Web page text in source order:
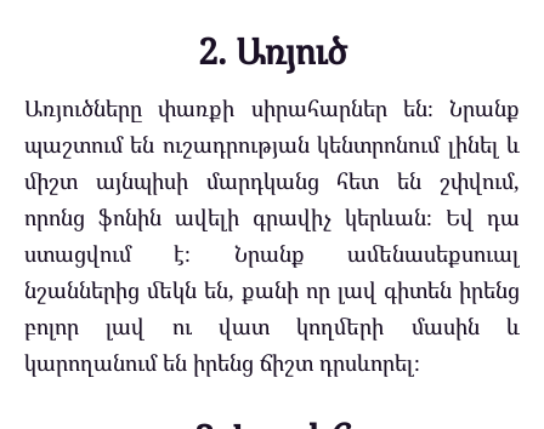
2. Առյուծ
Առյուծները փառքի սիրահարներ են։ Նրանք
պաշտում են ուշադրության կենտրոնում լինել և
միշտ այնպիսի մարդկանց հետ են շփվում,
որոնց ֆոնին ավելի գրավիչ կերևան։ Եվ դա
ստացվում է։ Նրանք ամենասեքսուալ
նշաններից մեկն են, քանի որ լավ գիտեն իրենց
բոլոր լավ ու վատ կողմերի մասին և
կարողանում են իրենց ճիշտ դրսևորել։